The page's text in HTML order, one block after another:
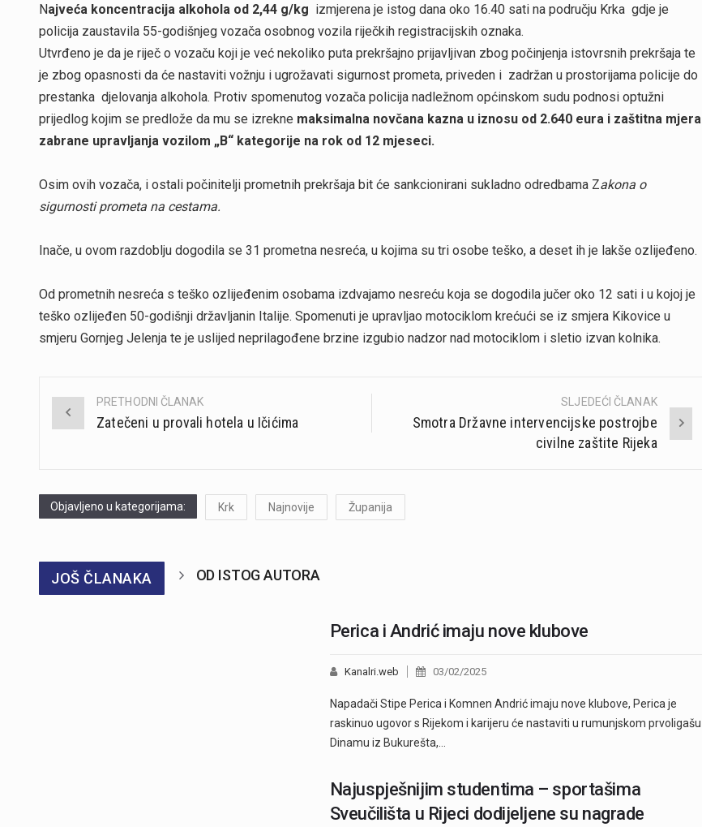
Najveća koncentracija alkohola od 2,44 g/kg izmjerena je istog dana oko 16.40 sati na području Krka gdje je
policija zaustavila 55-godišnjeg vozača osobnog vozila riječkih registracijskih oznaka.
Utvrđeno je da je riječ o vozaču koji je već nekoliko puta prekršajno prijavljivan zbog počinjenja istovrsnih prekršaja te
je zbog opasnosti da će nastaviti vožnju i ugrožavati sigurnost prometa, priveden i zadržan u prostorijama policije do
prestanka djelovanja alkohola. Protiv spomenutog vozača policija nadležnom općinskom sudu podnosi optužni
prijedlog kojim se predlože da mu se izrekne maksimalna novčana kazna u iznosu od 2.640 eura i zaštitna mjera
zabrane upravljanja vozilom „B“ kategorije na rok od 12 mjeseci.
Osim ovih vozača, i ostali počinitelji prometnih prekršaja bit će sankcionirani sukladno odredbama Zakona o
sigurnosti prometa na cestama.
Inače, u ovom razdoblju dogodila se 31 prometna nesreća, u kojima su tri osobe teško, a deset ih je lakše ozlijeđeno.
Od prometnih nesreća s teško ozlijeđenim osobama izdvajamo nesreću koja se dogodila jučer oko 12 sati i u kojoj je
teško ozlijeđen 50-godišnji državljanin Italije. Spomenuti je upravljao motociklom krećući se iz smjera Kikovice u
smjeru Gornjeg Jelenja te je uslijed neprilagođene brzine izgubio nadzor nad motociklom i sletio izvan kolnika.
Post
PRETHODNI ČLANAK
Zatečeni u provali hotela u Ičićima
SLJEDEĆI ČLANAK
Smotra Državne intervencijske postrojbe
civilne zaštite Rijeka
Objavljeno u kategorijama: Krk Najnovije Županija
JOŠ ČLANAKA OD ISTOG AUTORA
Perica i Andrić imaju nove klubove
Kanalri.web 03/02/2025
Napadači Stipe Perica i Komnen Andrić imaju nove klubove, Perica je
raskinuo ugovor s Rijekom i karijeru će nastaviti u rumunjskom prvoligašu
Dinamu iz Bukurešta,…
Najuspješnijim studentima – sportašima
Sveučilišta u Rijeci dodijeljene su nagrade